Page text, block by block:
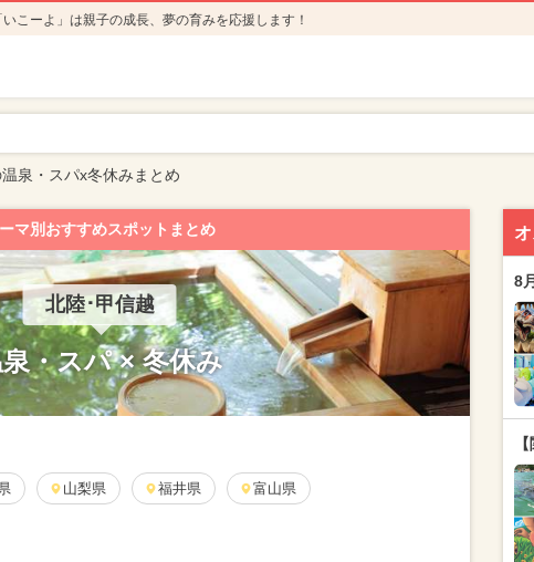
こーよ」は親子の成長、夢の育みを応援します！
泉・スパx冬休みまとめ
マ別おすすめスポットまとめ
北陸･甲信越
・スパ × 冬休み
山梨県 福井県 富山県
8